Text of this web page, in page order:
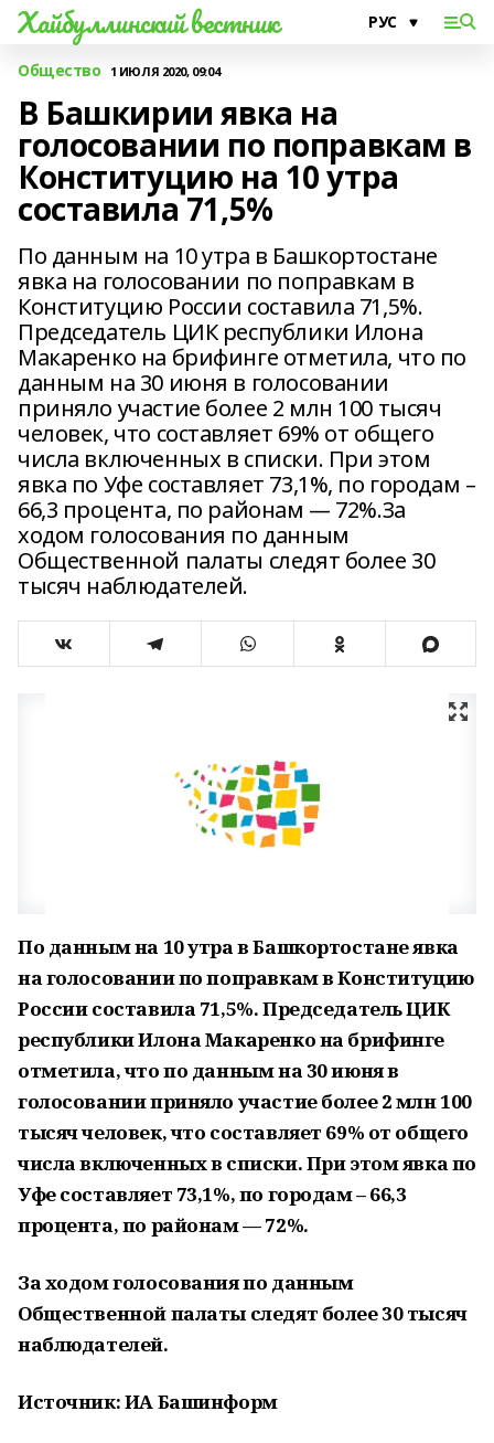
Хайбуллинский вестник
Общество 1 ИЮЛЯ 2020, 09:04
В Башкирии явка на
голосовании по поправкам в
Конституцию на 10 утра
составила 71,5%
По данным на 10 утра в Башкортостане
явка на голосовании по поправкам в
Конституцию России составила 71,5%.
Председатель ЦИК республики Илона
Макаренко на брифинге отметила, что по
данным на 30 июня в голосовании
приняло участие более 2 млн 100 тысяч
человек, что составляет 69% от общего
числа включенных в списки. При этом
явка по Уфе составляет 73,1%, по городам –
66,3 процента, по районам — 72%.За
ходом голосования по данным
Общественной палаты следят более 30
тысяч наблюдателей.
По данным на 10 утра в Башкортостане явка
на голосовании по поправкам в Конституцию
России составила 71,5%. Председатель ЦИК
республики Илона Макаренко на брифинге
отметила, что по данным на 30 июня в
голосовании приняло участие более 2 млн 100
тысяч человек, что составляет 69% от общего
числа включенных в списки. При этом явка по
Уфе составляет 73,1%, по городам – 66,3
процента, по районам — 72%.
За ходом голосования по данным
Общественной палаты следят более 30 тысяч
наблюдателей.
Источник: ИА Башинформ